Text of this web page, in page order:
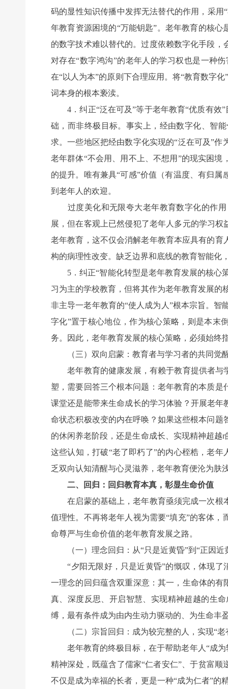
码的显性知识传播中发挥无法替代的作用，采
年教育资源困境的“万能钥匙”。老年教育的核
的数字技术难以替代的。过度依赖数字化手段
对存在“数字鸿沟”的老年人的学习权也是一种
在“以人为本”的原则下合理应用。将“教育数字
词本身的根本亵渎。
4．纠正“泛在可及”等于老年教育“优质有效”
础，而非终极目标。事实上，经由数字化、智
求。一些地区把经由数字化实现的“泛在可及”
老年群体“不会用、用不上、不想用”的现实困
的提升。唯有兼具“可感”价值（有温度、有归
到老年人的欢迎。
过度美化和无限夸大老年教育数字化的作用
展，但在客观上已然侵犯了老年人多元的学习
老年教育，这不仅会消解老年教育本应具有的
构的病理性改变。缺乏边界和底线的教育智能化
5．纠正“智能化转型是老年教育发展的核心策
习为主的学校教育，但将其作为老年教育发展
非主导一老年教育的“使人成为人”根本宗旨。智
字化”置于核心地位，作为核心策略，则是本末
务。因此，老年教育发展的核心策略，必须始终
（三）双向启蒙：教育者与学习者的共同觉
老年教育的健康发展，有赖于教育提供者与
塑，需要回答三个根本问题：老年教育的本质
课堂还是能带来生命成长的学习体验？开展老
命状态积极改变的内在呼唤？如果这些根本问
的休闲养老阶段，还是生命成长、实现精神超
这些认知，打破“老了即朽了”的内心桎梏，老
乏双向认知清醒与心灵滋养，老年教育便沦为肤
二、回归：回归教育本真，彰显生命价值
在启蒙的基础上，老年教育亟须完成一次根
值理性。不再将老年人视为需要“填充”的客体
命尊严与生命价值的老年教育发展之路。
（一）理念回归：从“只是近黄昏”到“正因近
“夕阳无限好，只是近黄昏”的慨叹，体现了
一理念的回归蕴含双重深意：其一，生命体的
真、深度反思、开启智慧、实现精神超越的生
缚，最有条件成为由内生动力驱动的、为生命丰
（二）宗旨回归：成为较完整的人，实现“老
老年教育的终极目标，在于帮助老年人“成为
精神深处，既蕴含了儒家“仁者安仁”、于贫富
不仅是成为幸福的长者，更是一种“成为仁者”的